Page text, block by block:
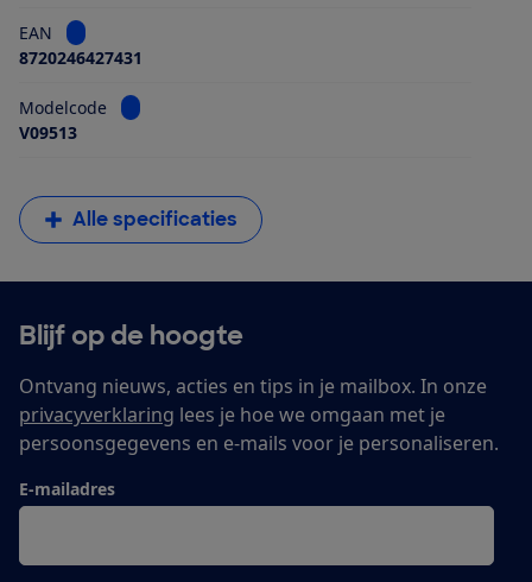
EAN
Bekijk informatie voor EAN
8720246427431
Modelcode
Bekijk informatie voor Modelcode
V09513
Alle specificaties
Blijf op de hoogte
Ontvang nieuws, acties en tips in je mailbox. In onze
privacyverklaring lees je hoe we omgaan met je
persoonsgegevens en e-mails voor je personaliseren.
E-mailadres